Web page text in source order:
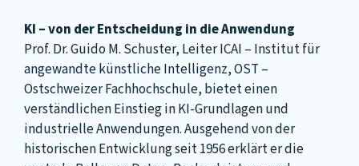
KI –von der Entscheidung in die Anwendung
Prof. Dr. Guido M. Schuster, Leiter ICAI – Institut für
angewandte künstliche Intelligenz, OST –
Ostschweizer Fachhochschule, bietet einen
verständlichen Einstieg in KI-Grundlagen und
industrielle Anwendungen. Ausgehend von der
historischen Entwicklung seit 1956 erklärt er die